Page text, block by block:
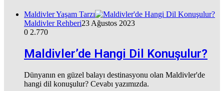
Maldivler Yaşam Tarzı
Maldivler Rehberi23 Ağustos 2023
0 2.770
Maldivler’de Hangi Dil Konuşulur?
Dünyanın en güzel balayı destinasyonu olan Maldivler'de
hangi dil konuşulur? Cevabı yazımızda.